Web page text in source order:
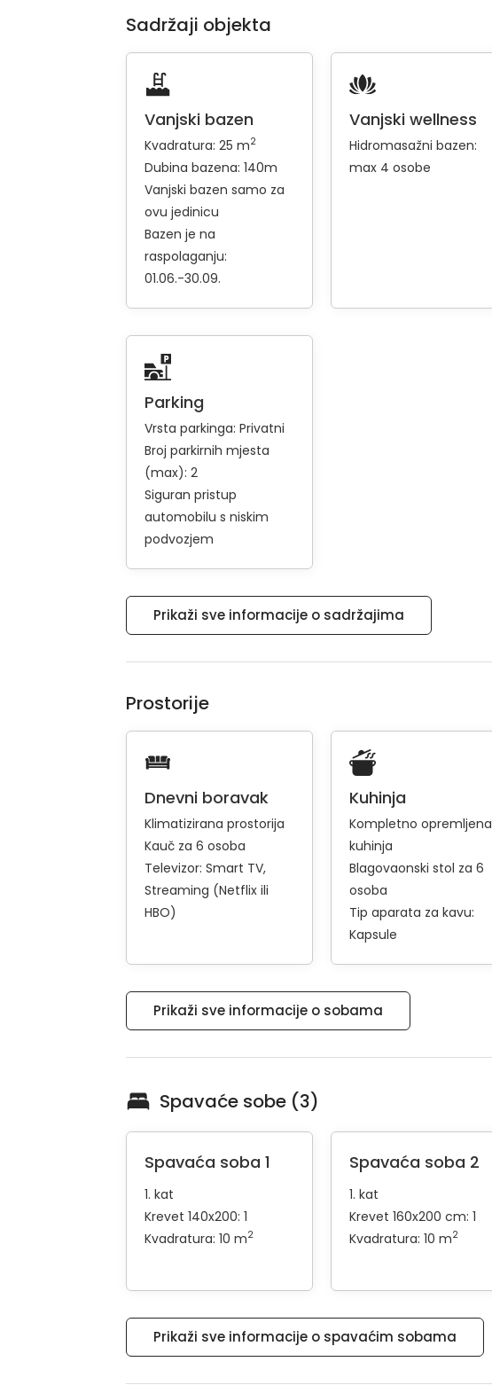
Sadržaji objekta
Vanjski bazen
Kvadratura: 25 m2
Dubina bazena: 140m
Vanjski bazen samo za
ovu jedinicu
Bazen je na
raspolaganju:
01.06.-30.09.
Vanjski wellness
Hidromasažni bazen:
max 4 osobe
Parking
Vrsta parkinga: Privatni
Broj parkirnih mjesta
(max): 2
Siguran pristup
automobilu s niskim
podvozjem
Prikaži sve informacije o sadržajima
Prostorije
Dnevni boravak
Klimatizirana prostorija
Kauč za 6 osoba
Televizor: Smart TV
Streaming (Netflix ili
HBO)
Kuhinja
Kompletno opremljena
kuhinja
Blagovaonski stol za 6
osoba
Tip aparata za kavu:
Kapsule
Prikaži sve informacije o sobama
Spavaće sobe (3)
Spavaća soba 1
1. kat
Krevet 140x200: 1
Kvadratura: 10 m2
Spavaća soba 2
1. kat
Krevet 160x200 cm: 1
Kvadratura: 10 m2
Prikaži sve informacije o spavaćim sobama